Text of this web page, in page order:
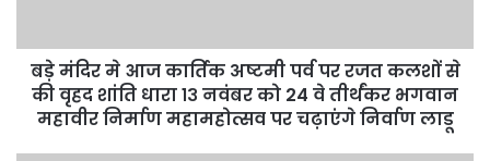
बड़े मंदिर मे आज कार्तिक अष्टमी पर्व पर रजत कलशों से
की वृहद शांति धारा १३ नवंबर को 24 वे तीर्थंकर भगवान
महावीर निर्माण महामहोत्सव पर चढ़ाएंगे निर्वाण लाडू